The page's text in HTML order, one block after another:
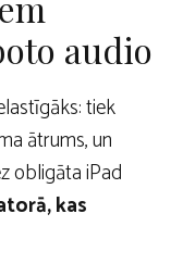
audio
tiek
ātrums, un
obligāta iPad
kas